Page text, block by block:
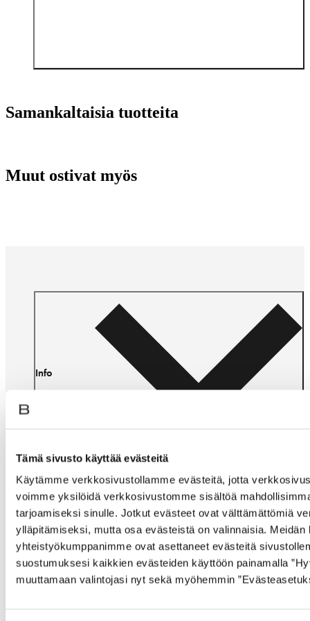
Tämä sivusto käyttää evästeitä
Käytämme verkkosivustollamme evästeitä, jotta
voimme yksilöidä verkkosivustomme sisältöä
tarjoamiseksi sinulle. Jotkut evästeet ovat välttämättömiä
ylläpitämiseksi, mutta osa evästeistä on valinnaisia. Meidän
yhteistyökumppanimme ovat asettaneet evästeitä
suostumuksesi kaikkien evästeiden käyttöön painamalla
muuttamaan valintojasi nyt sekä myöhemmin
Samankaltaisia tuotteita
Muut ostivat myös
Info
Ota yhteyttä